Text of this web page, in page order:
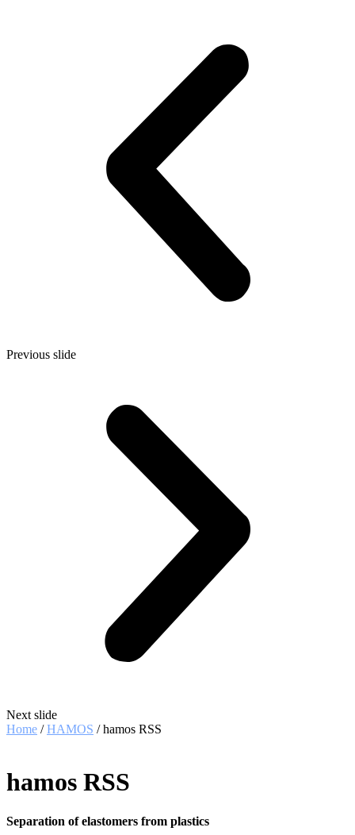
Previous slide
Next slide
Home /HAMOS / hamos RSS
hamos RSS
Separation of elastomers from plastics